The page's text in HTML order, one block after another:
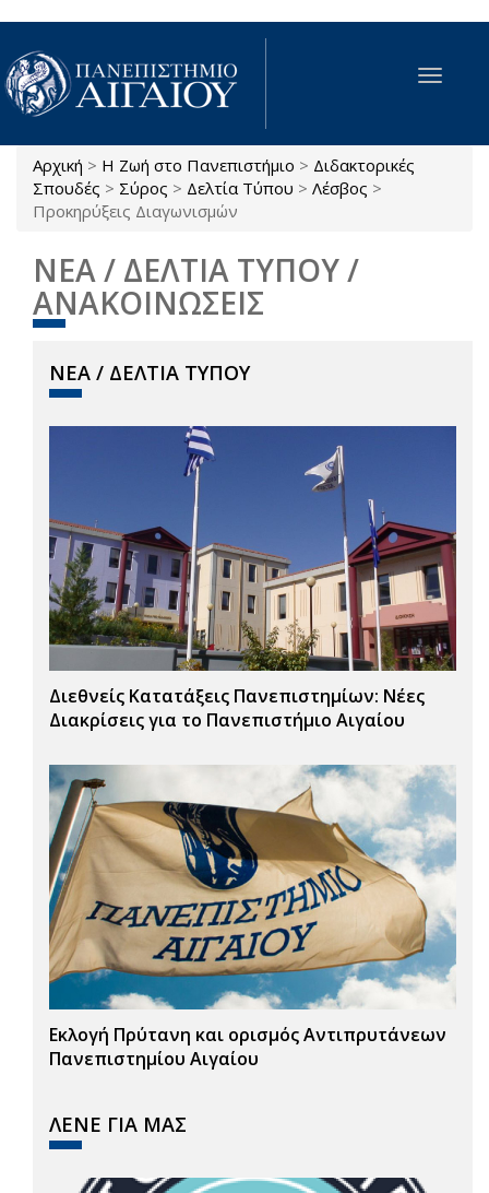
Παράκαμψη προς το κυρίως περιεχόμενο
Toggle
Είστε εδώ
Αρχική > Η Ζωή στο Πανεπιστήμιο > Διδακτορικές
Σπουδές > Σύρος > Δελτία Τύπου > Λέσβος >
Προκηρύξεις Διαγωνισμών
ΝΕΑ / ΔΕΛΤΙΑ ΤΥΠΟΥ /
ΑΝΑΚΟΙΝΩΣΕΙΣ
ΝΕΑ / ΔΕΛΤΙΑ ΤΥΠΟΥ
Διεθνείς Κατατάξεις Πανεπιστημίων: Νέες
Διακρίσεις για το Πανεπιστήμιο Αιγαίου
Εκλογή Πρύτανη και ορισμός Αντιπρυτάνεων
Πανεπιστημίου Αιγαίου
ΛΕΝΕ ΓΙΑ ΜΑΣ